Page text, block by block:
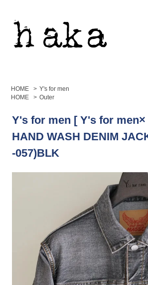
HOME > Y's for men
HOME
> Outer
Y's for men [ Y's for men×
HAND WASH DENIM
-057)BLK